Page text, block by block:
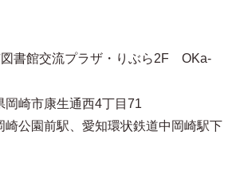
図書館交流プラザ・りぶら2F OKa-
生通西4丁目71
前駅、愛知環状鉄道中岡崎駅下